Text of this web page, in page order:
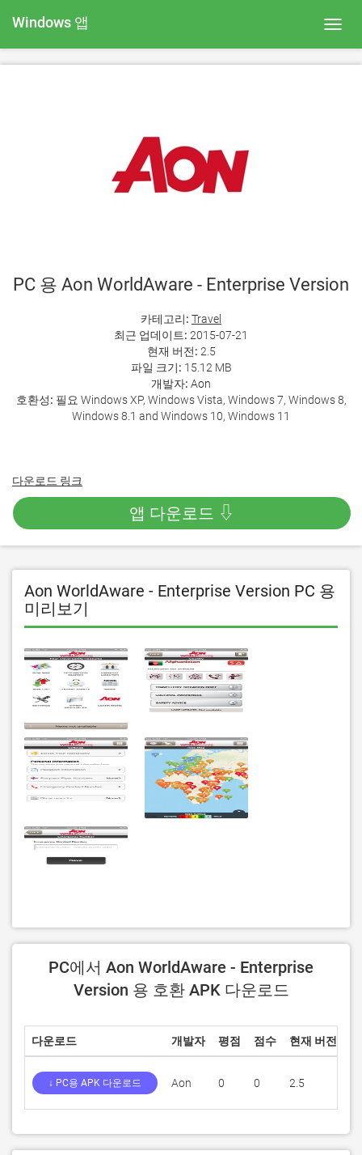
Windows 앱
PC 용 Aon WorldAware - Enterprise Version
카테고리: Travel
최근 업데이트: 2015-07-21
현재 버전: 2.5
파일 크기: 15.12 MB
개발자: Aon
호환성: 필요 Windows XP, Windows Vista, Windows 7, Windows 8,
Windows 8.1 and Windows 10, Windows 11
다운로드 링크
앱 다운로드 ⇩
Aon WorldAware - Enterprise Version PC 용
미리보기
PC에서 Aon WorldAware - Enterprise
Version 용 호환 APK 다운로드
다운로드 개발자 평점 점수 현재 버전
↓ PC용 APK 다운로드 Aon 0 0 2.5